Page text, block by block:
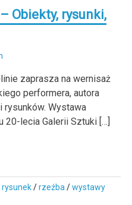
Obiekty, rysunki,
zaprasza na wernisaż
performera, autora
Wystawa
20-lecia Galerii Sztuki […]
rysunek/rzeźba /wystawy